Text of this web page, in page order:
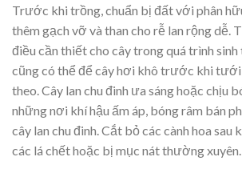
Trước khi trồng, chuẩn bị đất với phân
thêm gạch vỡ và than cho rễ lan rộng dễ.
điều cần thiết cho cây trong quá trình
cũng có thể để cây hơi khô trước khi
theo. Cây lan chu đinh ưa sáng hoặc chịu
những nơi khí hậu ấm áp, bóng râm bán
cây lan chu đinh. Cắt bỏ các cành hoa sau
các lá chết hoặc bị mục nát thường xuyên.